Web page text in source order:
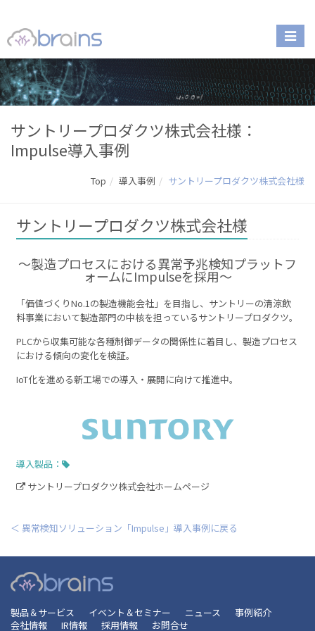
サントリープロダクツ株式会社様：
Impulse導入事例
Top 導入事例 サントリープロダクツ株式会社様
サントリープロダクツ株式会社様
〜製造プロセスにおける異常予兆検知プラットフ
ォームにImpulseを採用～
「価値づくりNo.1の製造機能会社」を目指し、サントリーの清涼飲
料事業において製造部門の中核を担っているサントリープロダクツ。
PLCから収集可能な各種制御データの関係性に着目し、製造プロセス
における傾向の変化を検証。
IoT化を進める新工場での導入・展開に向けて推進中。
導入製品：
サントリープロダクツ株式会社ホームページ
＜ 異常検知ソリューション「Impulse」導入事例に戻る
製品＆サービス イベント＆セミナー ニュース
事例紹介
会社情報
IR情報 採用情報 お問合せ